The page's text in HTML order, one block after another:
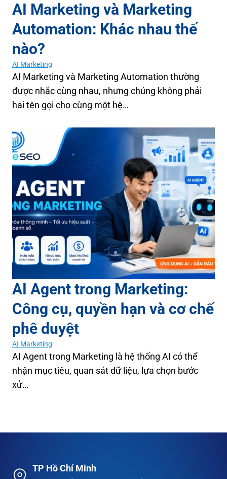
AI Marketing và Marketing
Automation: Khác nhau thế
nào?
AI Marketing
AI Marketing và Marketing Automation thường
được nhắc cùng nhau, nhưng chúng không phải
hai tên gọi cho cùng một hệ…
AI Agent trong Marketing:
Công cụ, quyền hạn và cơ chế
phê duyệt
AI Marketing
AI Agent trong Marketing là hệ thống AI có thể
nhận mục tiêu, quan sát dữ liệu, lựa chọn bước
xử…
TP Hồ Chí Minh